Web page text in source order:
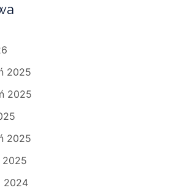
2025
2025
2025
2025
2024